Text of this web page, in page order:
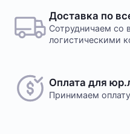
Доставка по
Сотрудничаем со
логистическими
Оплата для
Принимаем оплату